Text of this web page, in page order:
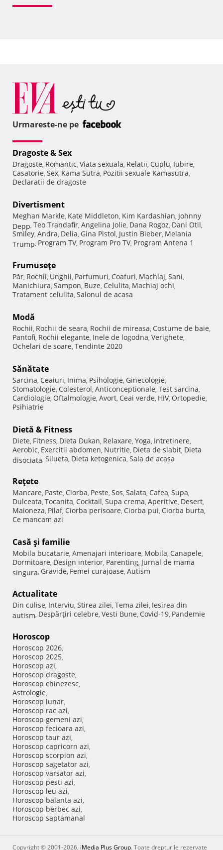
Urmareste-ne pe
Dragoste & Sex
Dragoste, Romantic, Viata sexuala, Relatii, Cuplu, Iubire,
Casatorie, Sex, Kama Sutra, Pozitii sexuale Kamasutra,
Declaratii de dragoste
Divertisment
Meghan Markle, Kate Middleton, Kim Kardashian, Johnny
Depp, Teo Trandafir, Angelina Jolie, Dana Rogoz, Dani Otil,
Smiley, Andra, Delia, Gina Pistol, Justin Bieber, Melania
Trump, Program TV, Program Pro TV, Program Antena 1
Frumuseţe
Păr, Rochii, Unghii, Parfumuri, Coafuri, Machiaj, Sani,
Manichiura, Sampon, Buze, Celulita, Machiaj ochi,
Tratament celulita, Salonul de acasa
Modă
Rochii, Rochii de seara, Rochii de mireasa, Costume de baie,
Pantofi, Rochii elegante, Inele de logodna, Verighete,
Ochelari de soare, Tendinte 2020
Sănătate
Sarcina, Ceaiuri, Inima, Psihologie, Ginecologie,
Stomatologie, Colesterol, Anticonceptionale, Test sarcina,
Cardiologie, Oftalmologie, Avort, Ceai verde, HIV, Ortopedie,
Psihiatrie
Dietă & Fitness
Diete, Fitness, Dieta Dukan, Relaxare, Yoga, Intretinere,
Aerobic, Exercitii abdomen, Nutritie, Dieta de slabit, Dieta
disociata, Silueta, Dieta ketogenica, Sala de acasa
Reţete
Mancare, Paste, Ciorba, Peste, Sos, Salata, Cafea, Supa,
Dulceata, Tocanita, Cocktail, Supa crema, Aperitive, Desert,
Maioneza, Pilaf, Ciorba perisoare, Ciorba pui, Ciorba burta,
Ce mancam azi
Casă şi familie
Mobila bucatarie, Amenajari interioare, Mobila, Canapele,
Dormitoare, Design interior, Parenting, Jurnal de mama
singura, Gravide, Femei curajoase, Autism
Actualitate
Din culise, Interviu, Stirea zilei, Tema zilei, Iesirea din
autism, Despărţiri celebre, Vesti Bune, Covid-19, Pandemie
Horoscop
Horoscop 2026,
Horoscop 2025,
Horoscop azi,
Horoscop dragoste,
Horoscop chinezesc,
Astrologie,
Horoscop lunar,
Horoscop rac azi,
Horoscop gemeni azi,
Horoscop fecioara azi,
Horoscop taur azi,
Horoscop capricorn azi,
Horoscop scorpion azi,
Horoscop sagetator azi,
Horoscop varsator azi,
Horoscop pesti azi,
Horoscop leu azi,
Horoscop balanta azi,
Horoscop berbec azi,
Horoscop saptamanal
Copyright © 2001-2026, iMedia Plus Group. Toate drepturile rezervate